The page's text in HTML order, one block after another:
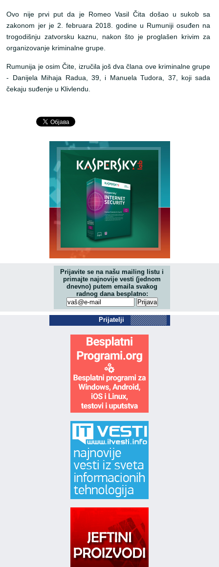
Ovo nije prvi put da je Romeo Vasil Čita došao u sukob sa
zakonom jer je 2. februara 2018. godine u Rumuniji osuđen na
trogodišnju zatvorsku kaznu, nakon što je proglašen krivim za
organizovanje kriminalne grupe.
Rumunija je osim Čite, izručila još dva člana ove kriminalne grupe
- Danijela Mihaja Radua, 39, i Manuela Tudora, 37, koji sada
čekaju suđenje u Klivlendu.
Prijavite se na našu mailing listu i
primajte najnovije vesti (jednom
dnevno) putem emaila svakog
radnog dana besplatno:
Prijatelji